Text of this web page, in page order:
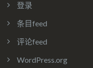
登录
条目feed
评论feed
WordPress.org